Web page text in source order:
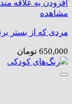
افزودن به علاقه
مشاهده
مردی که از بستر
650,000 تومان